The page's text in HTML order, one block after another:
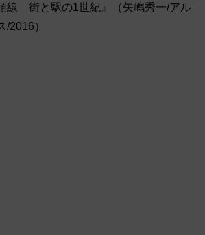
線 街と駅の1世紀』（矢嶋秀一/アル
/2016）